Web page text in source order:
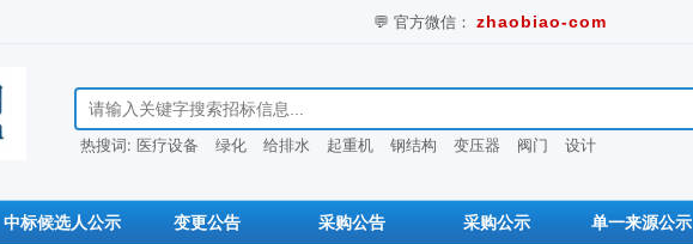
💬 官方微信： zhaobiao-com
搜索招标信息
热搜词: 医疗设备 绿化 给排水 起重机 钢结构 变压器 阀门 设计
中标候选人公示 变更公告 采购公告 采购公示 单一来源公示